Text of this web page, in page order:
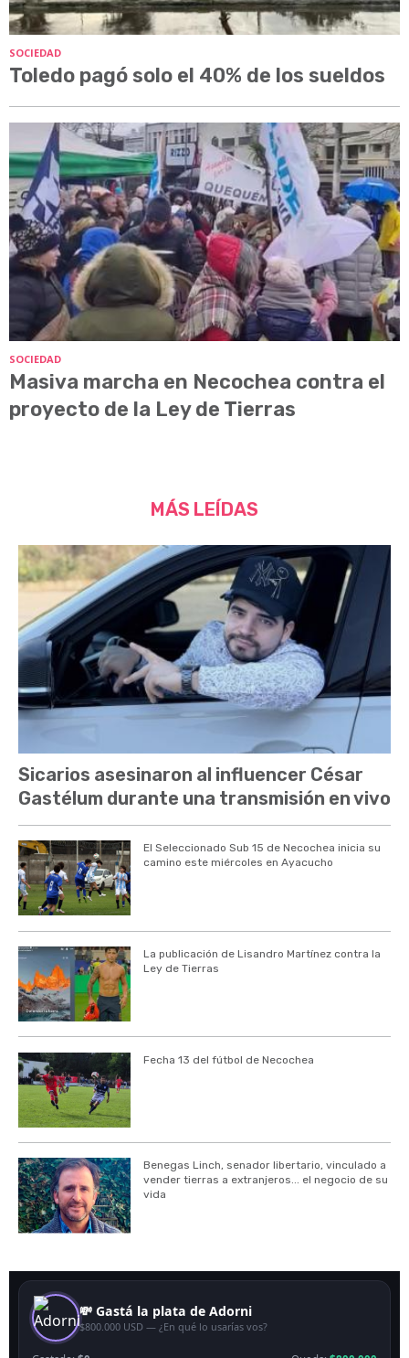
SOCIEDAD
Toledo pagó solo el 40% de los sueldos
SOCIEDAD
Masiva marcha en Necochea contra el
proyecto de la Ley de Tierras
MÁS LEÍDAS
Sicarios asesinaron al influencer César
Gastélum durante una transmisión en vivo
El Seleccionado Sub 15 de Necochea inicia su
camino este miércoles en Ayacucho
La publicación de Lisandro Martínez contra la
Ley de Tierras
Fecha 13 del fútbol de Necochea
Benegas Linch, senador libertario, vinculado a
vender tierras a extranjeros... el negocio de su
vida